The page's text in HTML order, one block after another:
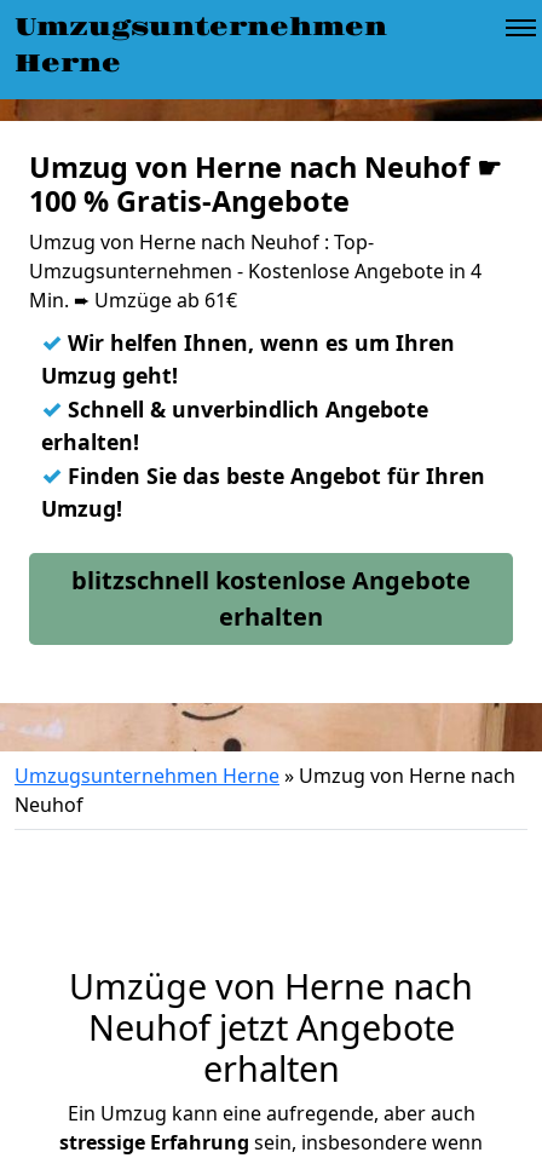
Umzugsunternehmen
Herne
Umzug von Herne nach Neuhof ☛
100 % Gratis-Angebote
Umzug von Herne nach Neuhof : Top-
Umzugsunternehmen - Kostenlose Angebote in 4
Min. ➨ Umzüge ab 61€
✓ Wir helfen Ihnen, wenn es um Ihren
Umzug geht!
✓ Schnell & unverbindlich Angebote
erhalten!
✓ Finden Sie das beste Angebot für Ihren
Umzug!
blitzschnell kostenlose Angebote
erhalten
Umzugsunternehmen Herne» Umzug von Herne nach
Neuhof
Umzüge von Herne nach
Neuhof jetzt Angebote
erhalten
Ein Umzug kann eine aufregende, aber auch
stressige Erfahrung sein, insbesondere wenn